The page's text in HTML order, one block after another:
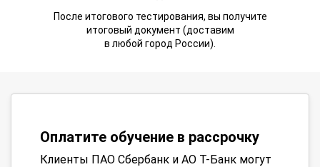
После итогового тестирования, вы получите
итоговый документ (доставим
в любой город России).
Оплатите обучение в рассрочку
Клиенты ПАО Сбербанк и АО Т-Банк могут